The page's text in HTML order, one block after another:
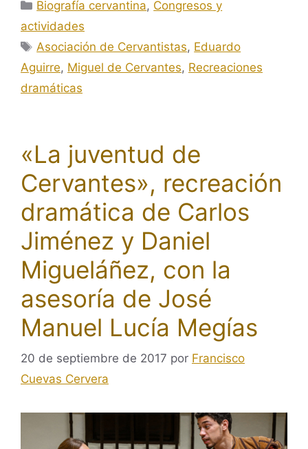
Categorías
Biografía cervantina, Congresos y
actividades
Etiquetas
Asociación de Cervantistas, Eduardo
Aguirre, Miguel de Cervantes, Recreaciones
dramáticas
«La juventud de
Cervantes», recreación
dramática de Carlos
Jiménez y Daniel
Migueláñez, con la
asesoría de José
Manuel Lucía Megías
20 de septiembre de 2017 por Francisco
Cuevas Cervera